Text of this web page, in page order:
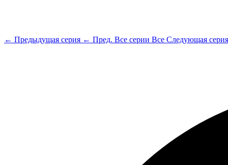
← Предыдущая серия ← Пред. Все серии Все Следующая